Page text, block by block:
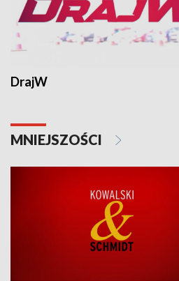
DrajW
MNIEJSZOŚCI